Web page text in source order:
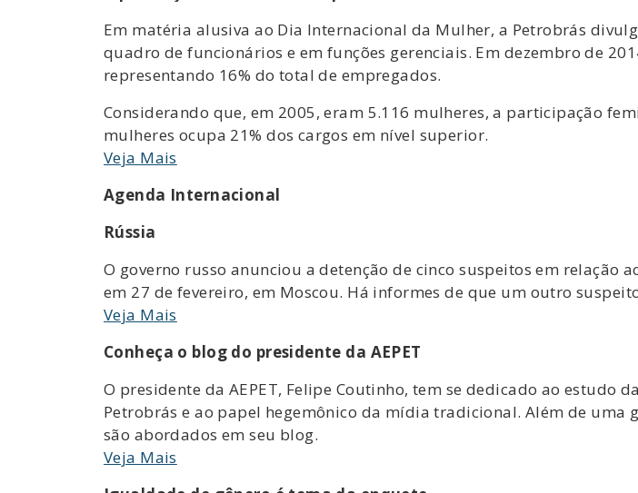
Em matéria alusiva ao Dia Internacional da Mulher, a Petrobrás
quadro de funcionários e em funções gerenciais. Em dezembro de
representando 16% do total de empregados.
Considerando que, em 2005, eram 5.116 mulheres, a participação
mulheres ocupa 21% dos cargos em nível superior.
Veja Mais
Agenda Internacional
Rússia
O governo russo anunciou a detenção de cinco suspeitos em
em 27 de fevereiro, em Moscou. Há informes de que um outro
Veja Mais
Conheça o blog do presidente da AEPET
O presidente da AEPET, Felipe Coutinho, tem se dedicado ao estudo
Petrobrás e ao papel hegemônico da mídia tradicional. Além de uma
são abordados em seu blog.
Veja Mais